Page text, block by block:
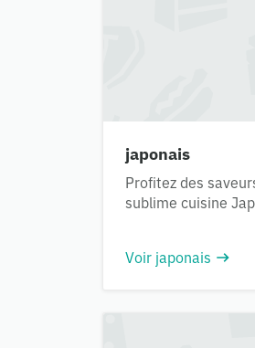
japonais
Profitez des
sublime cuisine
Voir japonais